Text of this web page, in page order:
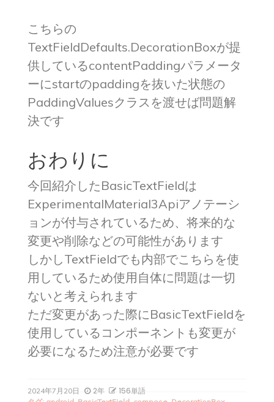
こちらの
TextFieldDefaults.DecorationBoxが提
供しているcontentPaddingパラメータ
ーにstartのpaddingを抜いた状態の
PaddingValuesクラスを渡せば問題解
決です
おわりに
今回紹介したBasicTextFieldは
ExperimentalMaterial3Apiアノテーシ
ョンが付与されているため、将来的な
変更や削除などの可能性があります
しかしTextFieldでも内部でこちらを使
用しているため使用自体に問題は一切
ないと考えられます
ただ変更があった際にBasicTextFieldを
使用しているコンポーネントも変更が
必要になるため注意が必要です
2024年7月20日 2年 156単語